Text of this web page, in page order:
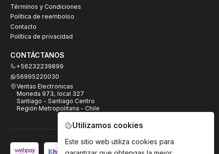
Términos y Condiciones
Política de reembolso
Contacto
Política de privacidad
CONTÁCTANOS
+56232239899
56995220030
Ventas Electronicas
Moneda 973, local 327
Santiago - Santiago Centro
Región Metropolitana - Chile
Utilizamos cookies
Este sitio web utiliza cookies para